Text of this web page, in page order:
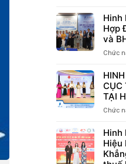
Hinh
Hợp
và
Chức
CỤC
TẠI
Chức
Hinh
Hiệu